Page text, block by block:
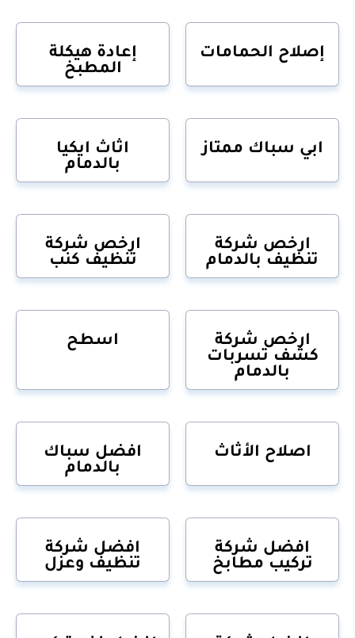
إصلاح الحمامات
إعادة هيكلة
المطبخ
ابي سباك ممتاز
اثاث ايكيا
بالدمام
ارخص شركة
تنظيف بالدمام
ارخص شركة
تنظيف كنب
ارخص شركة
كشف تسربات
بالدمام
اسطح
اصلاح الأثاث
افضل سباك
بالدمام
افضل شركة
تركيب مطابخ
افضل شركة
تنظيف وعزل